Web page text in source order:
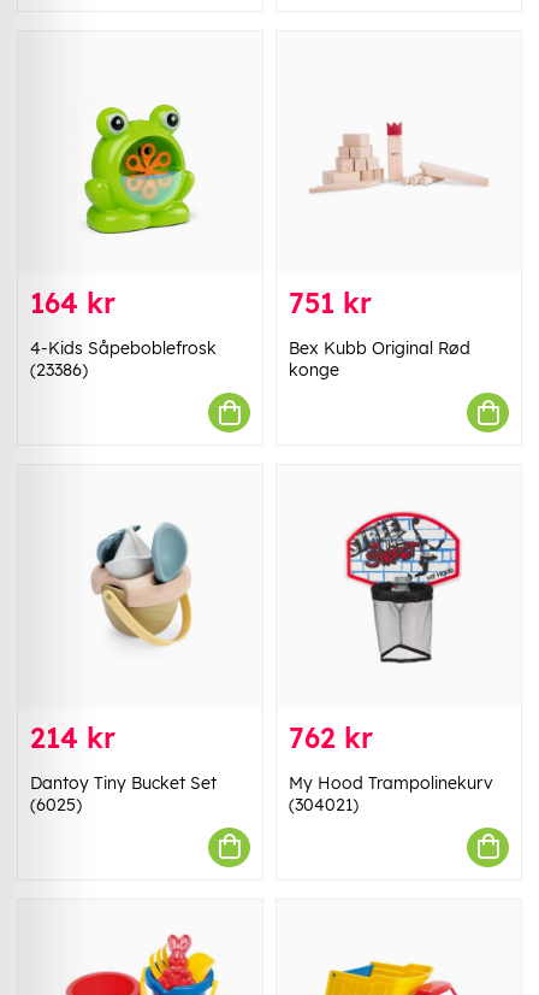
164 kr
4-Kids Såpeboblefrosk
(23386)
751 kr
Bex Kubb Original Rød
konge
214 kr
Dantoy Tiny Bucket Set
(6025)
762 kr
My Hood Trampolinekurv
(304021)